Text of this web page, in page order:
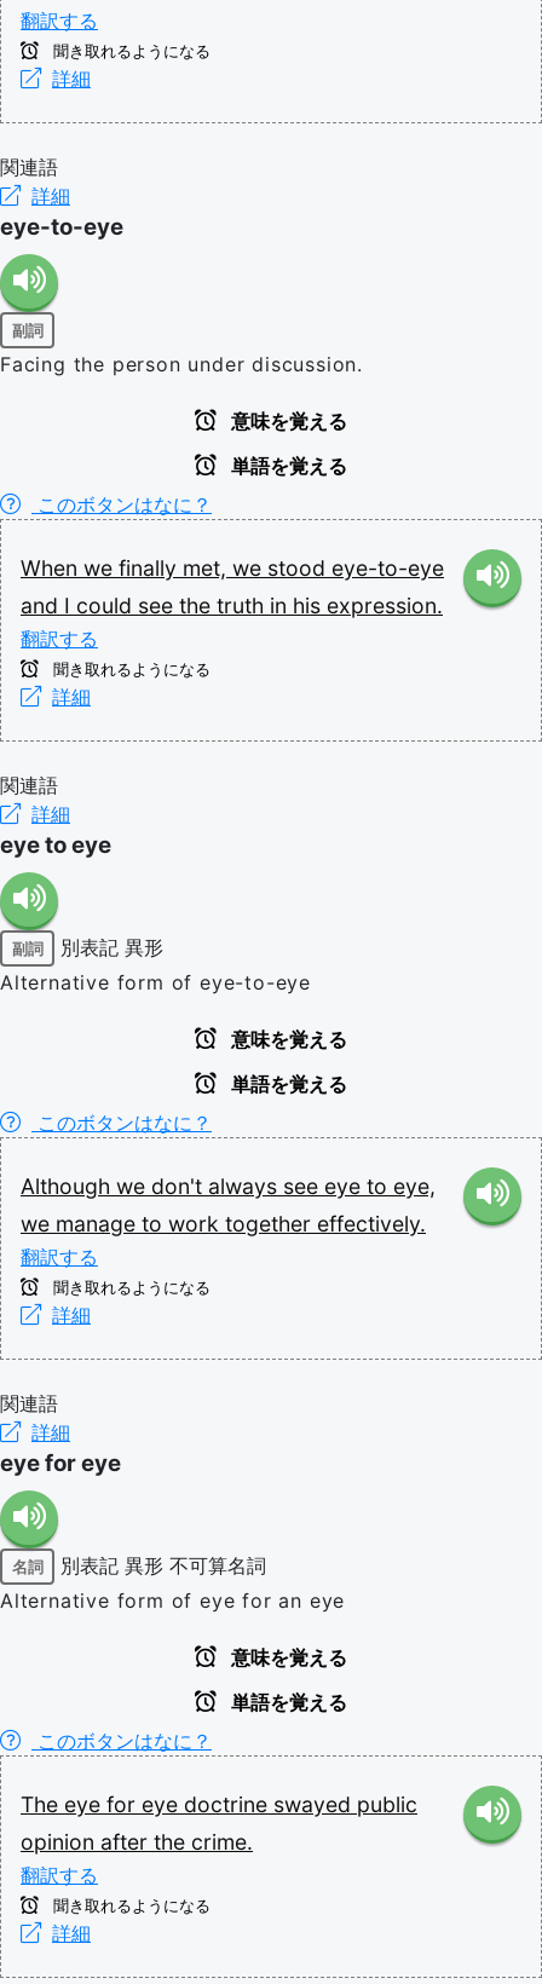
翻訳する
聞き取れるようになる
詳細
関連語
詳細
eye-to-eye
副詞
Facing the person under discussion.
意味を覚える
単語を覚える
このボタンはなに？
When we finally met, we stood eye-to-eye
and I could see the truth in his expression.
翻訳する
聞き取れるようになる
詳細
関連語
詳細
eye to eye
副詞 別表記 異形
Alternative form of eye-to-eye
意味を覚える
単語を覚える
このボタンはなに？
Although we don't always see eye to eye,
we manage to work together effectively.
翻訳する
聞き取れるようになる
詳細
関連語
詳細
eye for eye
名詞 別表記 異形 不可算名詞
Alternative form of eye for an eye
意味を覚える
単語を覚える
このボタンはなに？
The eye for eye doctrine swayed public
opinion after the crime.
翻訳する
聞き取れるようになる
詳細